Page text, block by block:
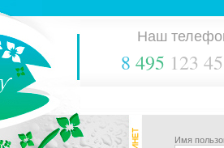
Наш
8 495 123
Имя